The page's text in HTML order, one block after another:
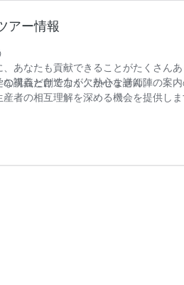
アー情報
あなたも貢献できることがたくさん
視点と創造力が欠かせません。
講義だけでなく、熱心な講師陣の案
者の相互理解を深める機会を提供し